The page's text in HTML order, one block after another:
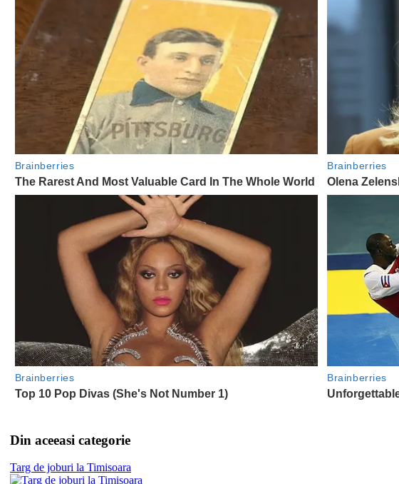
Din aceeasi categorie
Targ de joburi la Timisoara